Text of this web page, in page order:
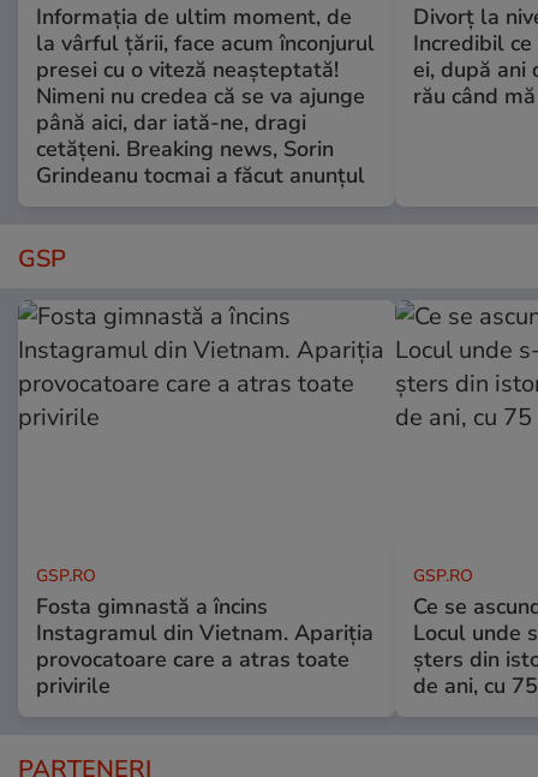
Informația de ultim moment, de
la vârful țării, face acum înconjurul
presei cu o viteză neașteptată!
Nimeni nu credea că se va ajunge
până aici, dar iată-ne, dragi
cetățeni. Breaking news, Sorin
Grindeanu tocmai a făcut anunțul
Divorț la
Incredibil
ei, după ani
rău când
GSP
GSP.RO
Fosta gimnastă a încins
Instagramul din Vietnam. Apariția
provocatoare care a atras toate
privirile
GSP.RO
Ce se
Locul unde
șters din
de ani, cu
PARTENERI